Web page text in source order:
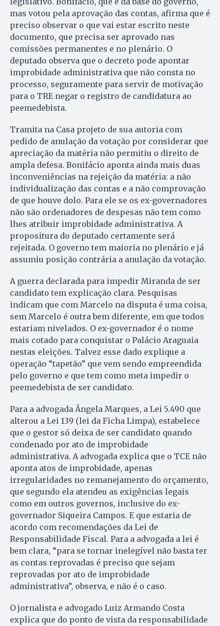
mas votou pela aprovação das contas, afirma que é
preciso observar o que vai estar escrito neste
documento, que precisa ser aprovado nas
comissões permanentes e no plenário. O
deputado observa que o decreto pode apontar
improbidade administrativa que não consta no
processo, seguramente para servir de motivação
para o TRE negar o registro de candidatura ao
peemedebista.
Tramita na Casa projeto de sua au­toria com
pedido de anulação da votação por considerar que
apreciação da matéria não permitiu o di­reito de
ampla defesa. Bonifácio a­ponta ainda mais duas
inconveniências na rejeição da matéria: a não
individualização das contas e a não comprovação
de que houve dolo. Para ele se os ex-governadores
não são ordenadores de despesas não tem como
lhes atribuir im­pro­bidade administrativa. A
propositura do deputado certamente será
rejeitada. O governo tem maioria no plenário e já
assumiu po­sição contrária a anulação da votação.
A guerra declarada para impedir Miranda de ser
candidato tem explicação clara. Pesquisas
indicam que com Marcelo na disputa é uma coisa,
sem Marcelo é outra bem diferente, em que todos
estariam nivelados. O ex-governador é o nome
mais cotado para conquistar o Palácio Araguaia
nestas eleições. Talvez esse dado explique a
operação “tapetão” que vem sendo empreendida
pelo governo e que tem como meta impedir o
peemedebista de ser candidato.
Para a advogada Ângela Mar­ques, a Lei 5.490 que
alterou a Lei 139 (lei da Ficha Limpa), estabelece
que o gestor só deixa de ser candidato quando
condenado por ato de improbidade
administrativa. A advogada explica que o TCE não
aponta atos de improbidade, apenas
irregularidades no remanejamento do orçamento,
que segundo ela atendeu as exigências legais
como em outros governos, inclusive do ex-
governador Siqueira Campos. E que estaria de
acordo com recomendações da Lei de
Responsabilidade Fiscal. Para a advogada a lei é
bem clara, “para se tornar inelegível não basta ter
as contas reprovadas é preciso que sejam
reprovadas por ato de improbidade
administrativa”, observa, e não é o caso.
O jornalista e advogado Luiz Ar­mando Costa
explica que do ponto de vista da responsabilidade